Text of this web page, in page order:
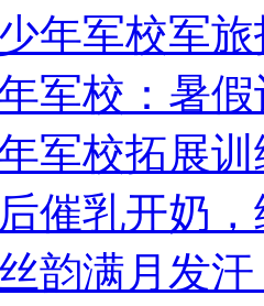
军校：暑
军校拓展
催乳开奶
韵满月发
吃火锅边